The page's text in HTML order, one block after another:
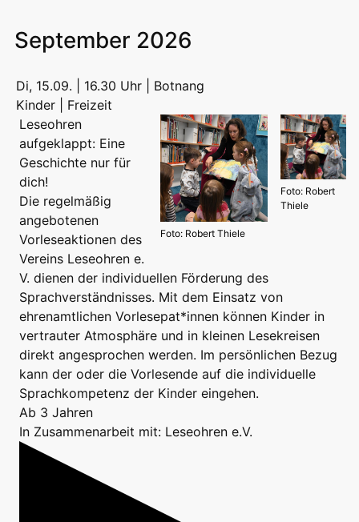
September 2026
Di, 15.09. | 16.30 Uhr | Botnang
Kinder | Freizeit
Foto: Robert
Thiele
Foto: Robert Thiele
Leseohren
aufgeklappt: Eine
Geschichte nur für
dich!
Die regelmäßig
angebotenen
Vorleseaktionen des
Vereins Leseohren e.
V. dienen der individuellen Förderung des
Sprachverständnisses. Mit dem Einsatz von
ehrenamtlichen Vorlesepat*innen können Kinder in
vertrauter Atmosphäre und in kleinen Lesekreisen
direkt angesprochen werden. Im persönlichen Bezug
kann der oder die Vorlesende auf die individuelle
Sprachkompetenz der Kinder eingehen.
Ab 3 Jahren
In Zusammenarbeit mit: Leseohren e.V.